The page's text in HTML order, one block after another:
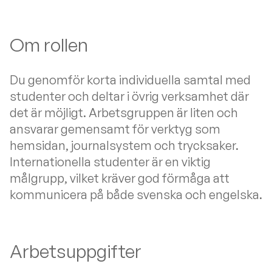
Om rollen
Du genomför korta individuella samtal med
studenter och deltar i övrig verksamhet där
det är möjligt. Arbetsgruppen är liten och
ansvarar gemensamt för verktyg som
hemsidan, journalsystem och trycksaker.
Internationella studenter är en viktig
målgrupp, vilket kräver god förmåga att
kommunicera på både svenska och engelska.
Arbetsuppgifter